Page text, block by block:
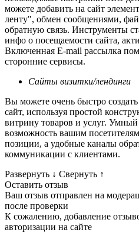
можете добавить на сайт
ленту", обмен сообщениями,
обратную связь. Инструменты
инфо о посещаемости сайта,
Включенная E-mail рассылка
сторонние сервисы.
Сайты визитки/лендинги
Вы можете очень быстро
сайт, используя простой
витрину товаров и услуг. Умный
возможность вашим
позиции, а удобные каналы
коммуникации с клиентами.
Развернуть ↓ Свернуть ↑
Оставить отзыв
Ваш отзыв отправлен на
после проверки
К сожалению, добавление
авторизации на сайте